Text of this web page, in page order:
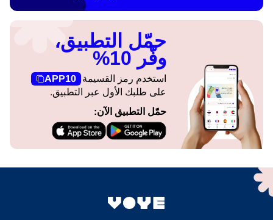
حمّل التطبيق،
وفّر 10%
استخدم رمز القسيمة
APP10
على طلبك الأول عبر التطبيق.
حمّل التطبيق الآن: